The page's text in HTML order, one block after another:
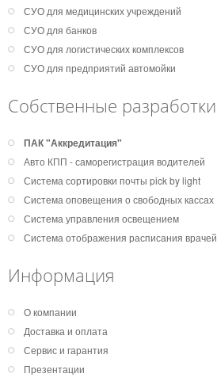
СУО для медицинских учреждений
СУО для банков
СУО для логистических комплексов
СУО для предприятий автомойки
Собственные разработки
ПАК "Аккредитация"
Авто КПП - саморегистрация водителей
Система сортировки почты pick by light
Система оповещения о свободных кассах
Система управления освещением
Система отображения расписания врачей
Информация
О компании
Доставка и оплата
Сервис и гарантия
Презентации